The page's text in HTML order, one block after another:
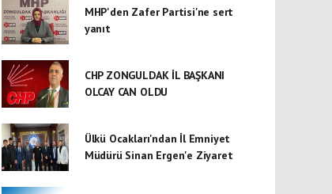
MHP'den Zafer Partisi'ne sert
yanıt
CHP ZONGULDAK İL BAŞKANI
OLCAY CAN OLDU
Ülkü Ocakları'ndan İl Emniyet
Müdürü Sinan Ergen'e Ziyaret